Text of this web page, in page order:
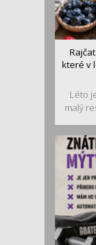
které v
Léto
malý